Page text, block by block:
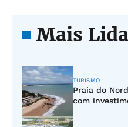
Mais
TURISMO
Praia do
com